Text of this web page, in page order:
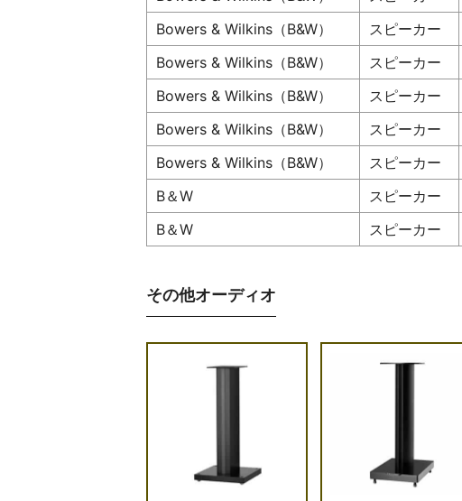
Bowers & Wilkins（B&W）
スピーカー
Bowers & Wilkins（B&W）
スピーカー
Bowers & Wilkins（B&W）
スピーカー
Bowers & Wilkins（B&W）
スピーカー
Bowers & Wilkins（B&W）
スピーカー
B＆W
スピーカー
B＆W
スピーカー
その他オーディオ